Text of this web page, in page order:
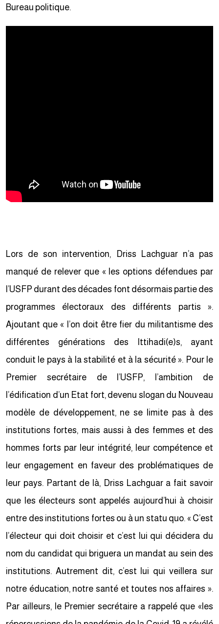
Bureau politique.
Lors de son intervention, Driss Lachguar n’a pas
manqué de relever que « les options défendues par
l’USFP durant des décades font désormais partie des
programmes électoraux des différents partis ».
Ajoutant que « l’on doit être fier du militantisme des
différentes générations des Ittihadi(e)s, ayant
conduit le pays à la stabilité et à la sécurité ». Pour le
Premier secrétaire de l’USFP, l’ambition de
l’édification d’un Etat fort, devenu slogan du Nouveau
modèle de développement, ne se limite pas à des
institutions fortes, mais aussi à des femmes et des
hommes forts par leur intégrité, leur compétence et
leur engagement en faveur des problématiques de
leur pays. Partant de là, Driss Lachguar a fait savoir
que les électeurs sont appelés aujourd’hui à choisir
entre des institutions fortes ou à un statu quo. « C’est
l’électeur qui doit choisir et c’est lui qui décidera du
nom du candidat qui briguera un mandat au sein des
institutions. Autrement dit, c’est lui qui veillera sur
notre éducation, notre santé et toutes nos affaires ».
Par ailleurs, le Premier secrétaire a rappelé que «les